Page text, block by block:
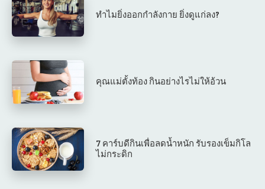
ทำไมยิ่งออกกำลังกาย ยิ่งดูแก่ลง?
คุณแม่ตั้งท้อง กินอย่างไรไม่ให้อ้วน
7 คาร์บดีกินเพื่อลดน้ำหนัก รับรองเข็มกิโล
ไม่กระดิก